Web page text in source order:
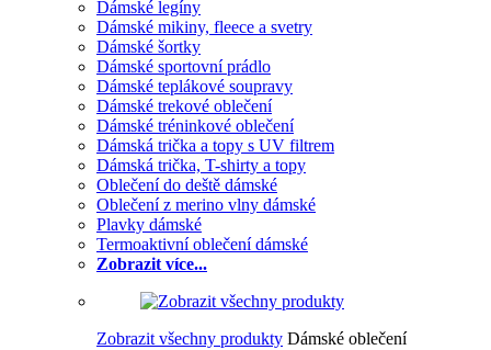
Dámské legíny
Dámské mikiny, fleece a svetry
Dámské šortky
Dámské sportovní prádlo
Dámské teplákové soupravy
Dámské trekové oblečení
Dámské tréninkové oblečení
Dámská trička a topy s UV filtrem
Dámská trička, T-shirty a topy
Oblečení do deště dámské
Oblečení z merino vlny dámské
Plavky dámské
Termoaktivní oblečení dámské
Zobrazit více...
Zobrazit všechny produkty Dámské oblečení